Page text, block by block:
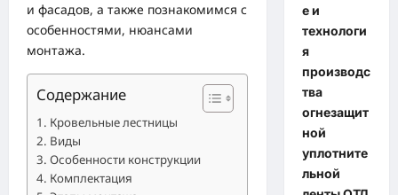
и фасадов, а также познакомимся с
особенностями, нюансами
монтажа.
Содержание
Кровельные лестницы
Виды
Особенности конструкции
Комплектация
е и
технологи
я
производс
тва
огнезащит
ной
уплотните
льной